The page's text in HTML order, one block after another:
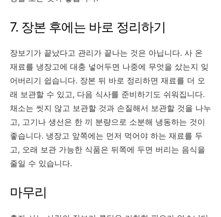
7. 장본 후에는 바로 정리하기
장보기가 끝났다고 관리가 끝나는 것은 아닙니다. 사 온
재료를 냉장고에 대충 넣어두면 나중에 무엇을 샀는지 잊
어버리기 쉽습니다. 장본 뒤 바로 정리하면 재료를 더 오
래 보관할 수 있고, 다음 식사를 준비하기도 쉬워집니다.
채소는 씻지 않고 보관할 것과 손질해서 보관할 것을 나누
고, 고기나 생선은 한 끼 분량으로 소분해 냉동하는 것이
좋습니다. 냉장고 앞쪽에는 먼저 먹어야 하는 재료를 두
고, 오래 보관 가능한 식품은 뒤쪽에 두면 버리는 음식을
줄일 수 있습니다.
마무리